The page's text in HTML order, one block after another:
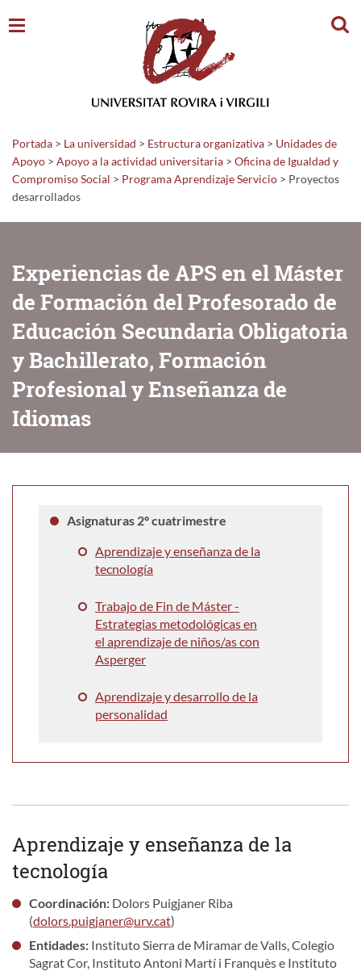
Portada > La universidad > Estructura organizativa > Unidades de
Apoyo > Apoyo a la actividad universitaria > Oficina de Igualdad y
Compromiso Social > Programa Aprendizaje Servicio > Proyectos
desarrollados
Experiencias de APS en el Máster
de Formación del Profesorado de
Educación Secundaria Obligatoria
y Bachillerato, Formación
Profesional y Enseñanza de
Idiomas
Asignaturas 2º cuatrimestre
Aprendizaje y enseñanza de la
tecnología
Trabajo de Fin de Máster -
Estrategias metodológicas en
el aprendizaje de niños/as con
Asperger
Aprendizaje y desarrollo de la
personalidad
Aprendizaje y enseñanza de la
tecnología
Coordinación:Dolors Puigjaner Riba
(dolors.puigjaner@urv.cat)
Entidades: Instituto Sierra de Miramar de Valls, Colegio
Sagrat Cor, Instituto Antoni Martí i Franquès e Instituto